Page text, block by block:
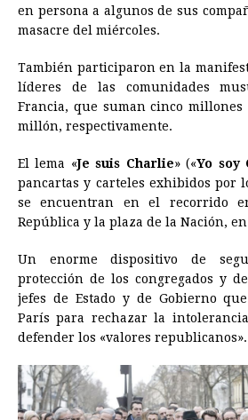
en persona a algunos de sus
masacre del miércoles.
También participaron en la
líderes de las comunidades
Francia, que suman cinco millones
millón, respectivamente.
El lema «Je suis Charlie» («Yo soy
pancartas y carteles exhibidos por
se encuentran en el recorrido
República y la plaza de la Nación,
Un enorme dispositivo de
protección de los congregados y
jefes de Estado y de Gobierno
París para rechazar la
defender los «valores republicanos».